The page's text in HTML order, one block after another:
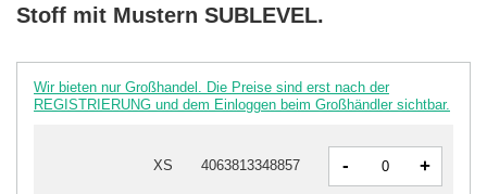
Stoff mit Mustern SUBLEVEL.
Wir bieten nur Großhandel. Die Preise sind erst nach der
REGISTRIERUNG und dem Einloggen beim Großhändler sichtbar.
XS 4063813348857 - +